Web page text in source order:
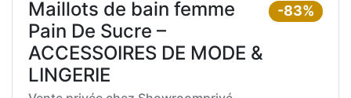
-83%
Maillots de bain femme
Pain De Sucre –
ACCESSOIRES DE MODE &
LINGERIE